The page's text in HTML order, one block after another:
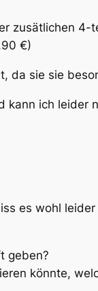
zusätlichen 4-
€)
da sie sie
kann ich leider
es wohl
geben?
könnte,